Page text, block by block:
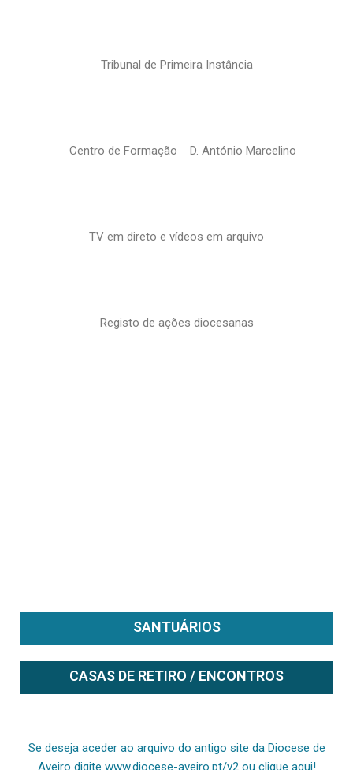
Tribunal de Primeira Instância
Centro de Formação D. António Marcelino
TV em direto e vídeos em arquivo
Registo de ações diocesanas
SANTUÁRIOS
CASAS DE RETIRO / ENCONTROS
Se deseja aceder ao arquivo do antigo site da Diocese de
Aveiro digite www.diocese-aveiro.pt/v2 ou clique aqui!